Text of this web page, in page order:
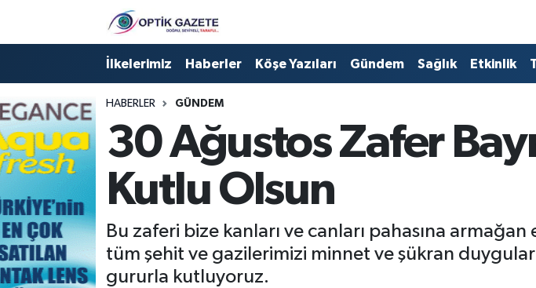
İlkelerimiz Haberler Köşe Yazıları Gündem Sağlık Etkinlik
HABERLER GÜNDEM
30 Ağustos Zafer
Kutlu Olsun
Bu zaferi bize kanları ve canları pahasına
tüm şehit ve gazilerimizi minnet ve şükran
gururla kutluyoruz.
Nöbetçi Eczaneler
Hava Durumu
İstanbul Namaz Vakitleri
Trafik Durumu
Süper Lig Puan Durumu ve Fikstür
Tüm Manşetler